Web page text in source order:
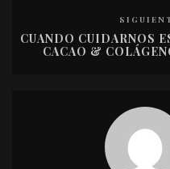
CUANDO CUIDARNOS
CACAO &